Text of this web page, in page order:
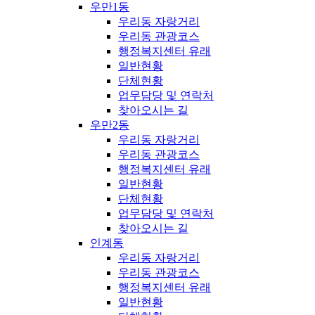
우만1동
우리동 자랑거리
우리동 관광코스
행정복지센터 유래
일반현황
단체현황
업무담당 및 연락처
찾아오시는 길
우만2동
우리동 자랑거리
우리동 관광코스
행정복지센터 유래
일반현황
단체현황
업무담당 및 연락처
찾아오시는 길
인계동
우리동 자랑거리
우리동 관광코스
행정복지센터 유래
일반현황